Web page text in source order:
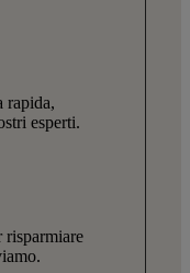
rapida,
esperti.
risparmiare